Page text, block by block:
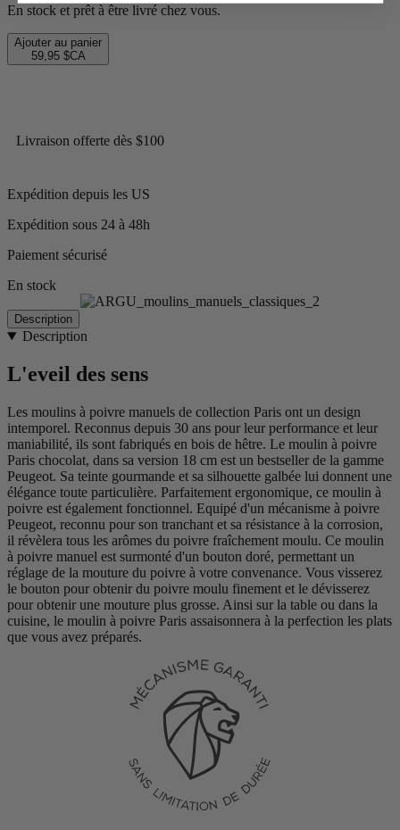
En stock et prêt à être livré chez vous.
Ajouter au panier
59,95 $CA
Livraison offerte dès $100
Expédition depuis les US
Expédition sous 24 à 48h
Paiement sécurisé
En stock
Description
Description
L'eveil des sens
Les moulins à poivre manuels de collection Paris ont un design
intemporel. Reconnus depuis 30 ans pour leur performance et leur
maniabilité, ils sont fabriqués en bois de hêtre. Le moulin à poivre
Paris chocolat, dans sa version 18 cm est un bestseller de la gamme
Peugeot. Sa teinte gourmande et sa silhouette galbée lui donnent une
élégance toute particulière. Parfaitement ergonomique, ce moulin à
poivre est également fonctionnel. Equipé d'un mécanisme à poivre
Peugeot, reconnu pour son tranchant et sa résistance à la corrosion,
il révèlera tous les arômes du poivre fraîchement moulu. Ce moulin
à poivre manuel est surmonté d'un bouton doré, permettant un
réglage de la mouture du poivre à votre convenance. Vous visserez
le bouton pour obtenir du poivre moulu finement et le dévisserez
pour obtenir une mouture plus grosse. Ainsi sur la table ou dans la
cuisine, le moulin à poivre Paris assaisonnera à la perfection les plats
que vous avez préparés.